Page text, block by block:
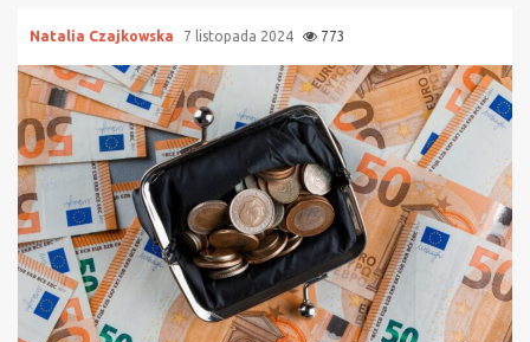
Natalia Czajkowska 7 listopada 2024 773